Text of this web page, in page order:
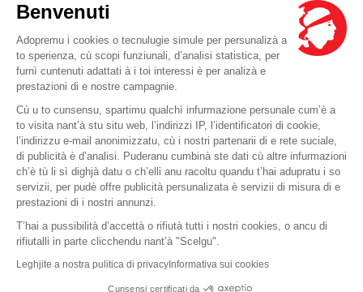
Benvenuti
Adopremu i cookies o tecnulugie simule per persunalizà a
to sperienza, cù scopi funziunali, d’analisi statistica, per
furnì cuntenuti adattati à i toi interessi è per analizà e
prestazioni di e nostre campagnie.
Cù u to cunsensu, spartimu qualchì infurmazione persunale cum’è a
to visita nant’à stu situ web, l’indirizzi IP, l’identificatori di cookie,
l’indirizzu e-mail anonimizzatu, cù i nostri partenarii di e rete suciale,
di publicità è d’analisi. Puderanu cumbinà ste dati cù altre infurmazioni
ch’è tù li sì dighjà datu o ch’elli anu racoltu quandu t’hai adupratu i so
servizii, per pudè offre publicità persunalizata è servizii di misura di e
prestazioni di i nostri annunzi.
T’hai a pussibilità d’accettà o rifiutà tutti i nostri cookies, o ancu di
rifiutalli in parte clicchendu nant’à "Scelgu".
Leghjite a nostra pulitica di privacy Informativa sui cookies
Cunsensi certificati da
Gestion des cookies
Agenzie
Mandateci un messaghju
Tariffa
Avete una dumanda ?
A FAQ hè quì
© Corsica Linea - Casa matre - 4 Bd Roi Jérôme, 20000 Ajaccio -
-